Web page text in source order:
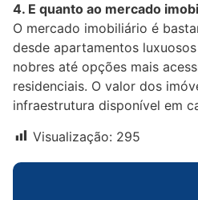
4. E quanto ao mercado
O mercado imobiliário é
desde apartamentos
nobres até opções mais
residenciais. O valor dos
infraestrutura disponível em
Visualização: 295